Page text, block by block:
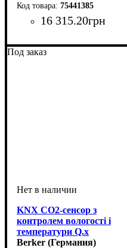
75441385
16 315.20грн
Под заказ
KNX CO2-сенсор з
контролем вологості і
температури Q.x
алюміній
Berker (Германия)